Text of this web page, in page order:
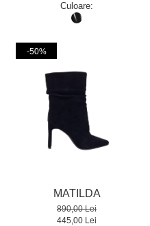
Culoare:
-50%
MATILDA
890,00 Lei
445,00 Lei